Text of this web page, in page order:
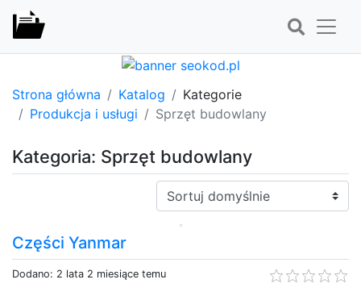
Strona główna Katalog
Kategorie
Produkcja i usługi
Sprzęt budowlany
Kategoria: Sprzęt budowlany
Sortuj:
Części Yanmar
Dodano: 2 lata 2 miesiące temu